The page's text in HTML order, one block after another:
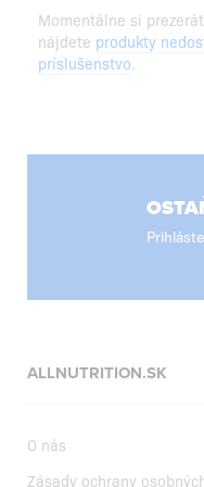
Momentálne si
nájdete produkty
príslušenstvo
ALLNUTRITION.SK
O nás
Zásady ochrany